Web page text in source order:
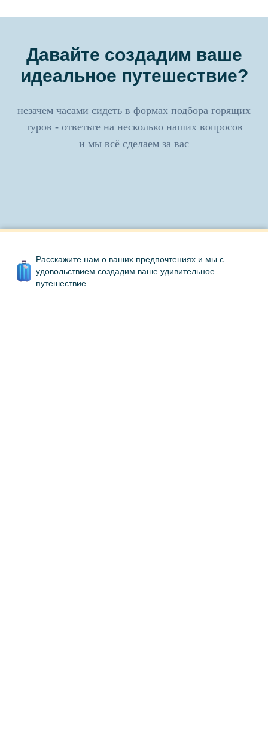
Давайте создадим ваше
идеальное путешествие?
незачем часами сидеть в формах подбора горящих
туров - ответьте на несколько наших вопросов
и мы всё сделаем за вас
Расскажите нам о ваших предпочтениях и мы с
удовольствием создадим ваше удивительное
путешествие